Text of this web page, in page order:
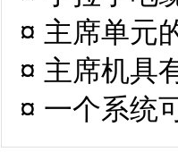
¤ 主席单元
¤ 主席机具
¤ 一个系统